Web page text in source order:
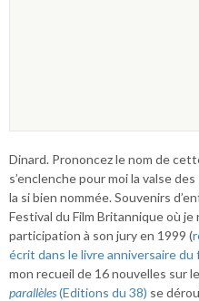
Dinard. Prononcez le nom de
s’enclenche pour moi la valse
la si bien nommée. Souvenirs
Festival du Film Britannique où
participation à son jury en 1999 (
écrit dans le livre anniversaire
mon recueil de 16 nouvelles sur
parallèles(Editions du 38) se